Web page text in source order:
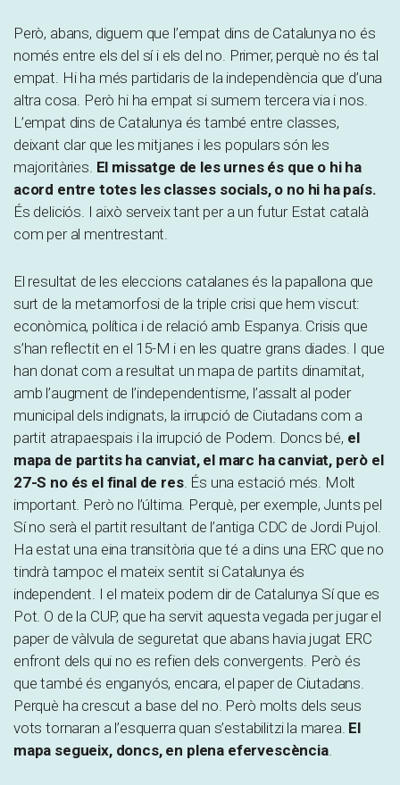
Però, abans, diguem que l’empat dins de Catalunya no és
només entre els del sí i els del no. Primer, perquè no és tal
empat. Hi ha més partidaris de la independència que d’una
altra cosa. Però hi ha empat si sumem tercera via i nos.
L’empat dins de Catalunya és també entre classes,
deixant clar que les mitjanes i les populars són les
majoritàries. El missatge de les urnes és que o hi ha
acord entre totes les classes socials, o no hi ha país.
És deliciós. I això serveix tant per a un futur Estat català
com per al mentrestant.
El resultat de les eleccions catalanes és la papallona que
surt de la metamorfosi de la triple crisi que hem viscut:
econòmica, política i de relació amb Espanya. Crisis que
s’han reflectit en el 15-M i en les quatre grans diades. I que
han donat com a resultat un mapa de partits dinamitat,
amb l’augment de l’independentisme, l’assalt al poder
municipal dels indignats, la irrupció de Ciutadans com a
partit atrapaespais i la irrupció de Podem. Doncs bé, el
mapa de partits ha canviat, el marc ha canviat, però el
27-S no és el final de res. És una estació més. Molt
important. Però no l’última. Perquè, per exemple, Junts pel
Sí no serà el partit resultant de l’antiga CDC de Jordi Pujol.
Ha estat una eina transitòria que té a dins una ERC que no
tindrà tampoc el mateix sentit si Catalunya és
independent. I el mateix podem dir de Catalunya Sí que es
Pot. O de la CUP, que ha servit aquesta vegada per jugar el
paper de vàlvula de seguretat que abans havia jugat ERC
enfront dels qui no es refien dels convergents. Però és
que també és enganyós, encara, el paper de Ciutadans.
Perquè ha crescut a base del no. Però molts dels seus
vots tornaran a l’esquerra quan s’estabilitzi la marea. El
mapa segueix, doncs, en plena efervescència.